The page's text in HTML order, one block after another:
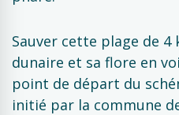
Sauver cette plage de
dunaire et sa flore en
point de départ du
initié par la commune